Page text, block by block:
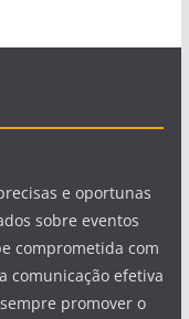
e oportunas
sobre eventos
comprometida com
comunicação efetiva
promover o